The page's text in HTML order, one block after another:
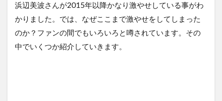
浜辺美波さんが2015年以降かなり激やせしている事がわ
かりました。では、なぜここまで激やせをしてしまった
のか？ファンの間でもいろいろと噂されています。その
中でいくつか紹介していきます。